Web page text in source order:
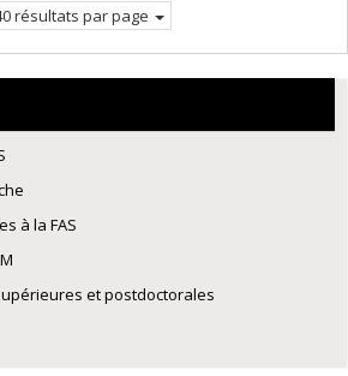
résultats par page
à la FAS
et postdoctorales